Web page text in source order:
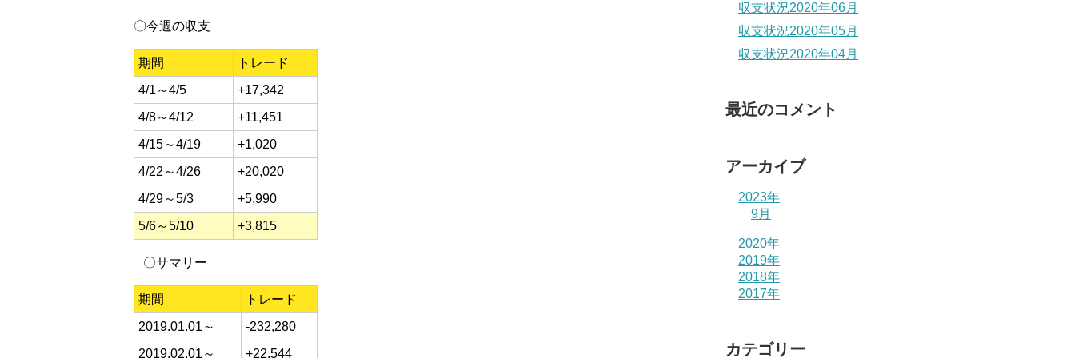
〇今週の収支
期間
トレード
4/1～4/5
+17,342
4/8～4/12
+11,451
4/15～4/19
+1,020
4/22～4/26
+20,020
4/29～5/3
+5,990
5/6～5/10
+3,815
〇サマリー
期間
トレード
2019.01.01～
-232,280
2019.02.01～
+22,544
収支状況2020年06月
収支状況2020年05月
収支状況2020年04月
最近のコメント
アーカイブ
2023年
9月
2020年
2019年
2018年
2017年
カテゴリー